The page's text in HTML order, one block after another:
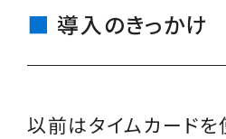
導入のきっかけ
以前はタイムカード